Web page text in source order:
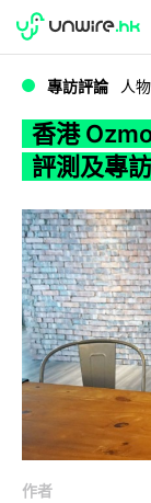
WWDC 2026
專訪評論 人
香港
評測及專訪
作者